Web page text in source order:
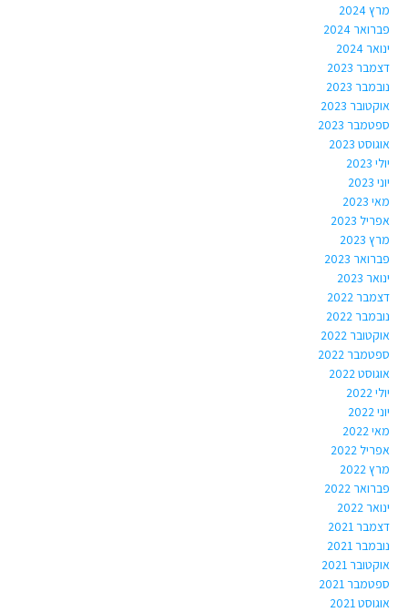
מרץ 2024
פברואר 2024
ינואר 2024
דצמבר 2023
נובמבר 2023
אוקטובר 2023
ספטמבר 2023
אוגוסט 2023
יולי 2023
יוני 2023
מאי 2023
אפריל 2023
מרץ 2023
פברואר 2023
ינואר 2023
דצמבר 2022
נובמבר 2022
אוקטובר 2022
ספטמבר 2022
אוגוסט 2022
יולי 2022
יוני 2022
מאי 2022
אפריל 2022
מרץ 2022
פברואר 2022
ינואר 2022
דצמבר 2021
נובמבר 2021
אוקטובר 2021
ספטמבר 2021
אוגוסט 2021